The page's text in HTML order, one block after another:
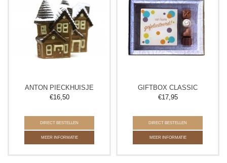
ANTON PIECKHUISJE
€16,50
DIRECT BESTELLEN
MEER INFORMATIE
GIFTBOX CLASSIC
€17,95
DIRECT BESTELLEN
MEER INFORMATIE